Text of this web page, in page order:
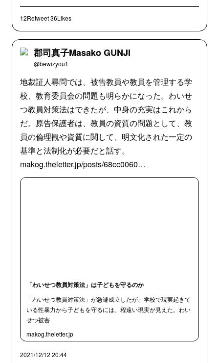
12Retweet36Likes
郡司真子Masako GUNJI
@bewizyou1
地裁証人尋問では、被告教員や教員を管理する学
校、教育委員会の問題も明らかになった。わいせ
つ教員対策法はできたが、中身の充実はこれから
だ。原告保護者は、教員の資質の問題として、教
員の倫理観や資質に関して、明文化された一定の
基準と法制化が必要だと話す。
makog.theletter.jp/posts/68cc0060…
「わいせつ教員対策法」は子どもを守るのか
「わいせつ教員対策法」が急遽成立したが、学校で現実起きて
いる性暴力から子どもを守るには、程遠い現実が見えた。わい
せつ被害
makog.theletter.jp
2021/12/12 20:44